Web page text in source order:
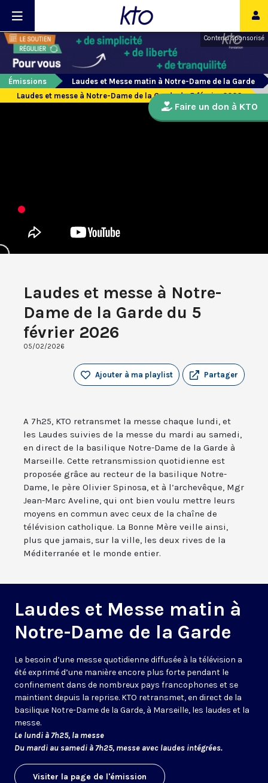
Contenu sponsorisé
Émissions
Laudes et Messe matin à Notre-Dame de la Garde
Laudes et messe à Notre-Dame de la Garde du 5 février 2026
Laudes et messe à Notre-
Dame de la Garde du 5
février 2026
05/02/2026
Partager
Ajouter à ma playlist
A 7h25, KTO retransmet la messe chaque lundi, et
les Laudes suivies de la messe du mardi au samedi,
en direct de la basilique Notre-Dame de la Garde à
Marseille. Cette retransmission quotidienne est
proposée grâce au recteur de la basilique Notre-
Dame, le père Olivier Spinosa, et à l’archevêque, Mgr
Jean-Marc Aveline, qui ont bien voulu mettre leurs
moyens en commun avec ceux de la chaîne de
télévision catholique. La Bonne Mère veille ainsi,
plus que jamais, sur la ville, les deux rives de la
Méditerranée et le monde entier.
Laudes et Messe matin à
Notre-Dame de la Garde
Le besoin d’une messe quotidienne diffusée à la télévision a
été exprimé d’une manière encore plus forte pendant le
confinement dans de nombreux pays francophones et se
maintient depuis la reprise. KTO retransmet, en direct de la
basilique Notre-Dame de la Garde, à Marseille, les laudes et la
messe.
Le lundi à 7h25, la messe
Du mardi au samedi à 7h25, messe avec laudes intégrées.
Visiter la page de l'émission
Faire un don à KTO